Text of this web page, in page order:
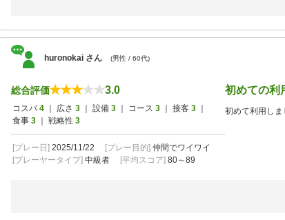
huronokai さん (男性 / 60代)
総合評価 3.0
コスパ 4 ｜ 広さ 3 ｜ 設備 3 ｜ コース 3 ｜ 接客 3
食事 3 ｜ 戦略性 3
[プレー日] 2025/11/22 [プレー目的] 仲間でワイワイ
[プレーヤータイプ] 中級者 [平均スコア] 80～89
初めての利
初めて利用し